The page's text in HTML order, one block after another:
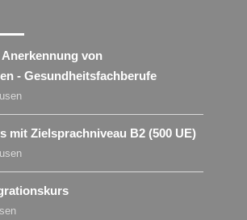
von
- Gesundheitsfachberufe
mit Zielsprachniveau B2 (500 UE)